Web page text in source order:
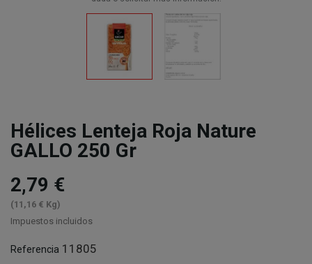
Hélices Lenteja Roja Nature
GALLO 250 Gr
2,79 €
(11,16 € Kg)
Impuestos incluidos
Referencia 11805